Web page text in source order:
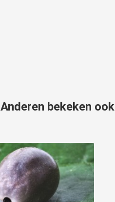
Anderen bekeken ook